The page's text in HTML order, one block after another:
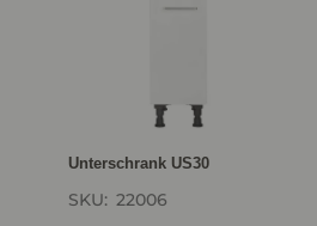
Unterschrank US30
SKU: 22006